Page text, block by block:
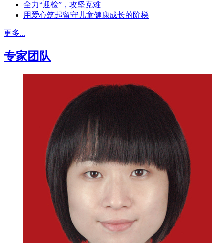
全力“迎检”，攻坚克难
用爱心筑起留守儿童健康成长的阶梯
更多...
专家团队